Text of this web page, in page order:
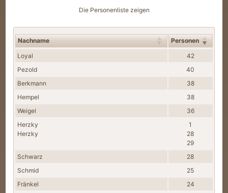
Die Personenliste zeigen
Nachnamen
Nachname
Personen
Loyal
42
Pezold
40
Berkmann
38
Hempel
38
Weigel
36
Herzky
Herzky
1
28
29
Schwarz
28
Schmid
25
Fränkel
24